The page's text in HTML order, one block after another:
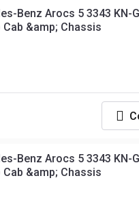
Benz Arocs 5 3343 KN-
&amp; Chassis
Benz Arocs 5 3343 KN-
&amp; Chassis